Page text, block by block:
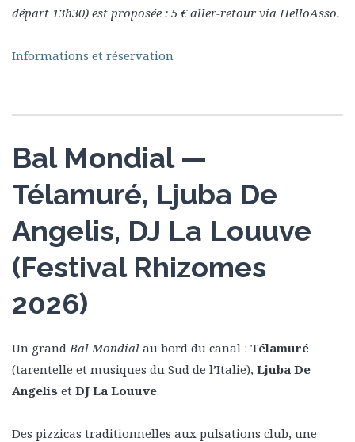
départ 13h30) est proposée : 5 € aller-retour via HelloAsso.
Informations et réservation
Bal Mondial —
Télamuré, Ljuba De
Angelis, DJ La Louuve
(Festival Rhizomes
2026)
Un grandBal Mondial au bord du canal : Télamuré
(tarentelle et musiques du Sud de l’Italie), Ljuba De
Angelis et DJ La Louuve.
Des pizzicas traditionnelles aux pulsations club, une